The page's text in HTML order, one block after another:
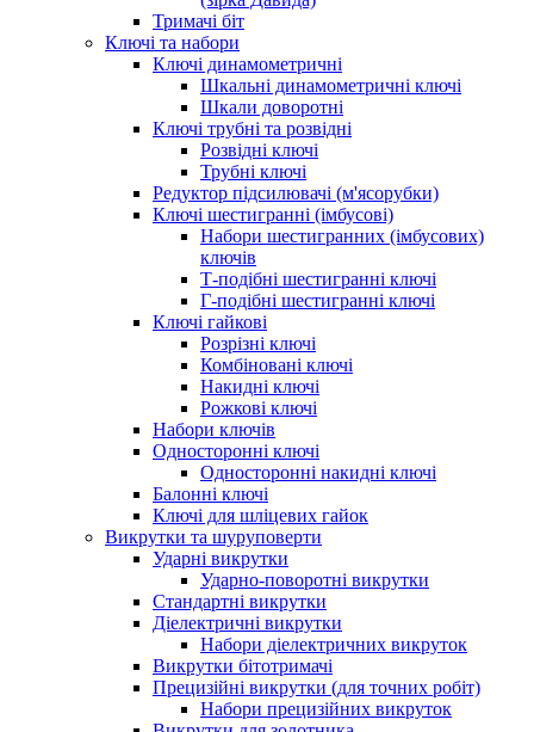
Тримачі біт
Ключі та набори
Ключі динамометричні
Шкальні динамометричні ключі
Шкали доворотні
Ключі трубні та розвідні
Розвідні ключі
Трубні ключі
Редуктор підсилювачі (м'ясорубки)
Ключі шестигранні (імбусові)
Набори шестигранних (імбусових)
ключів
Т-подібні шестигранні ключі
Г-подібні шестигранні ключі
Ключі гайкові
Розрізні ключі
Комбіновані ключі
Накидні ключі
Рожкові ключі
Набори ключів
Односторонні ключі
Односторонні накидні ключі
Балонні ключі
Ключі для шліцевих гайок
Викрутки та шуруповерти
Ударні викрутки
Ударно-поворотні викрутки
Стандартні викрутки
Діелектричні викрутки
Набори діелектричних викруток
Викрутки бітотримачі
Прецизійні викрутки (для точних робіт)
Набори прецизійних викруток